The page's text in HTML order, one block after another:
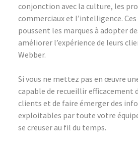
conjonction avec la culture, les
commerciaux et l’intelligence.
poussent les marques à adopter
améliorer l’expérience de leurs
Webber.
Si vous ne mettez pas en œuvre
capable de recueillir efficacement
clients et de faire émerger des
exploitables par toute votre
se creuser au fil du temps.